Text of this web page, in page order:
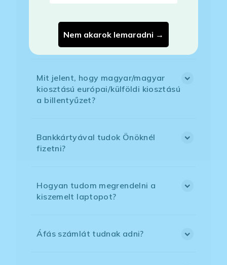
Milyen szoftverek vannak előre
telepítve a laptopra?
Mit jelent, hogy magyar/magyar
kiosztású európai/külföldi kiosztású
a billentyűzet?
Bankkártyával tudok Önöknél
fizetni?
Hogyan tudom megrendelni a
kiszemelt laptopot?
Áfás számlát tudnak adni?
Nem akarok lemaradni →